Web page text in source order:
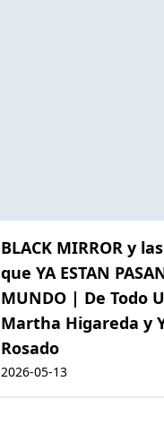
BLACK MIRROR y las
que YA ESTAN
MUNDO | De Todo
Martha Higareda y
Rosado
2026-05-13